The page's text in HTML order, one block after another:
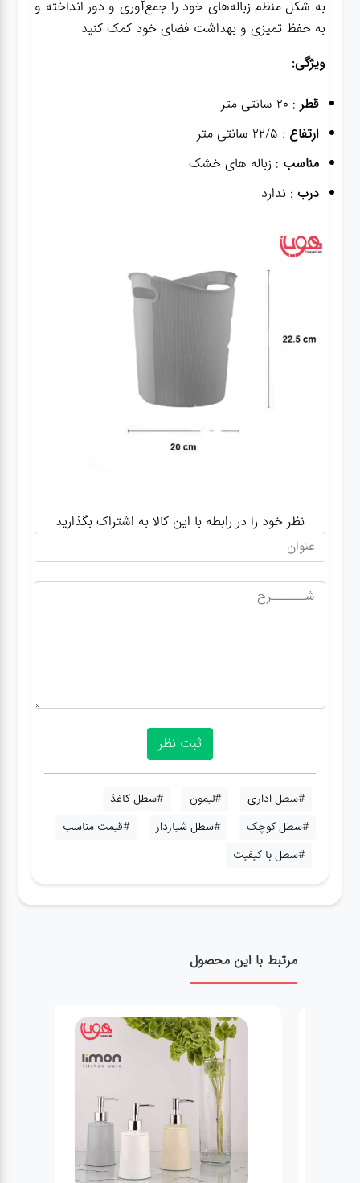
به شکل منظم زباله‌های خود را جمع‌آوری و دور انداخته و
به حفظ تمیزی و بهداشت فضای خود کمک کنید
ویژگی:
قطر : 20 سانتی متر
ارتفاع : 22/5 سانتی متر
مناسب : زباله های خشک
درب : ندارد
نظر خود را در رابطه با این کالا به اشتراک بگذارید
#سطل اداری #لیمون
#سطل کاغذ
#سطل کوچک
#سطل شیاردار
#قیمت مناسب
#سطل با کیفیت
مرتبط با این محصول